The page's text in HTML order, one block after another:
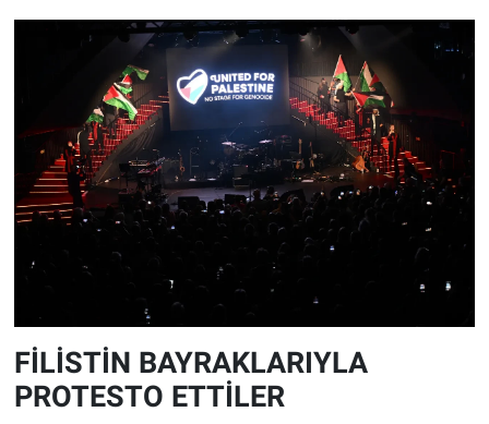
FİLİSTİN BAYRAKLARIYLA
PROTESTO ETTİLER